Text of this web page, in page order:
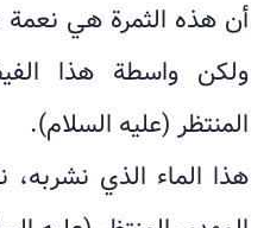
أن هذه الثمرة هي نعمة
ولكن واسطة هذا
المنتظر (عليه السلام).
هذا الماء الذي نشربه،